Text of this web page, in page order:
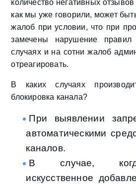
количество негативных отзывов
как мы уже говорили, может
жалоб при условии, что при
замечены нарушение
случаях и на сотни жалоб
отреагировать.
В каких случаях
блокировка канала?
При выявлении
автоматическими
каналов.
В случае,
искусственное